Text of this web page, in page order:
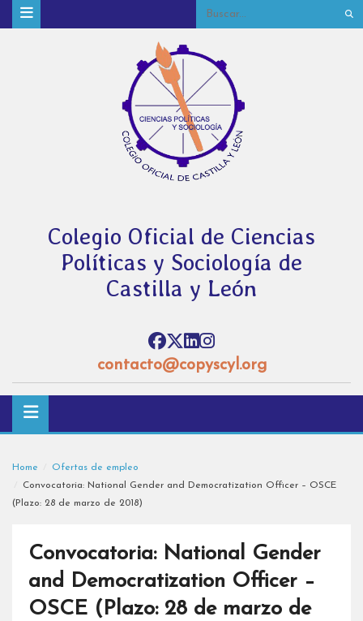
Colegio Oficial de Ciencias
Políticas y Sociología de
Castilla y León
contacto@copyscyl.org
Home
Ofertas de empleo
Convocatoria: National Gender and Democratization Officer – OSCE
(Plazo: 28 de marzo de 2018)
Convocatoria: National Gender
and Democratization Officer –
OSCE (Plazo: 28 de marzo de